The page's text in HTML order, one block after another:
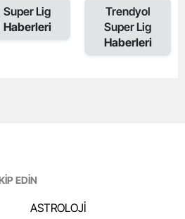
Super Lig
Haberleri
Trendyol
Super Lig
Haberleri
EDİN
ASTROLOJİ